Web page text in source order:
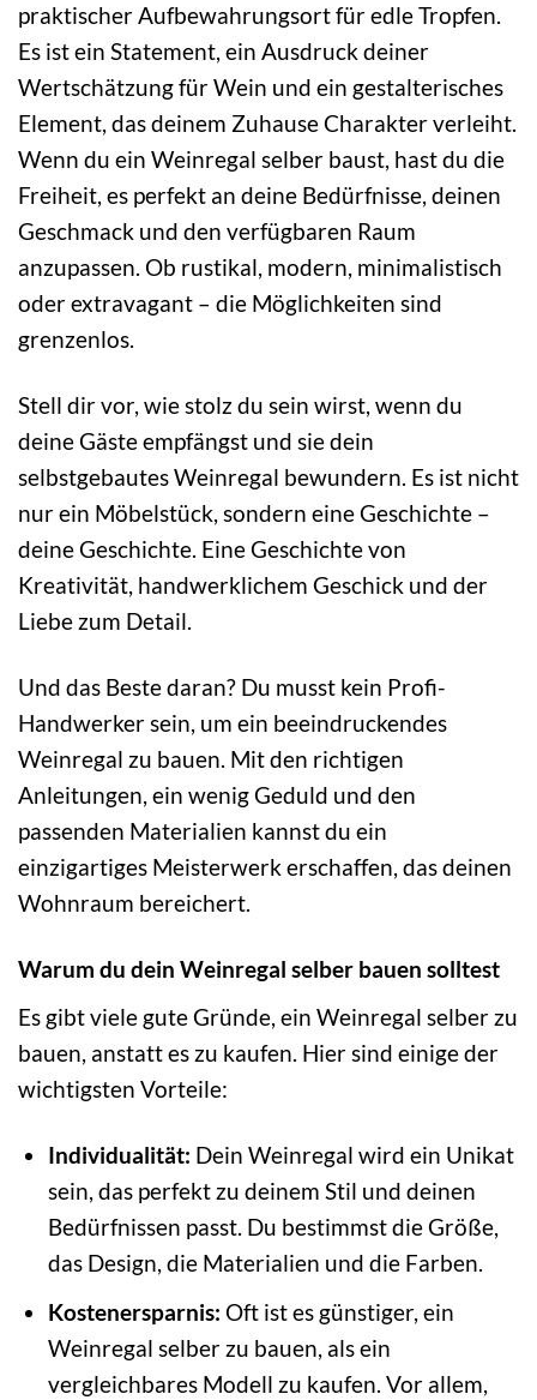
praktischer Aufbewahrungsort für edle Tropfen.
Es ist ein Statement, ein Ausdruck deiner
Wertschätzung für Wein und ein gestalterisches
Element, das deinem Zuhause Charakter verleiht.
Wenn du ein Weinregal selber baust, hast du die
Freiheit, es perfekt an deine Bedürfnisse, deinen
Geschmack und den verfügbaren Raum
anzupassen. Ob rustikal, modern, minimalistisch
oder extravagant – die Möglichkeiten sind
grenzenlos.
Stell dir vor, wie stolz du sein wirst, wenn du
deine Gäste empfängst und sie dein
selbstgebautes Weinregal bewundern. Es ist nicht
nur ein Möbelstück, sondern eine Geschichte –
deine Geschichte. Eine Geschichte von
Kreativität, handwerklichem Geschick und der
Liebe zum Detail.
Und das Beste daran? Du musst kein Profi-
Handwerker sein, um ein beeindruckendes
Weinregal zu bauen. Mit den richtigen
Anleitungen, ein wenig Geduld und den
passenden Materialien kannst du ein
einzigartiges Meisterwerk erschaffen, das deinen
Wohnraum bereichert.
Warum du dein Weinregal selber bauen solltest
Es gibt viele gute Gründe, ein Weinregal selber zu
bauen, anstatt es zu kaufen. Hier sind einige der
wichtigsten Vorteile:
Individualität: Dein Weinregal wird ein Unikat
sein, das perfekt zu deinem Stil und deinen
Bedürfnissen passt. Du bestimmst die Größe,
das Design, die Materialien und die Farben.
Kostenersparnis: Oft ist es günstiger, ein
Weinregal selber zu bauen, als ein
vergleichbares Modell zu kaufen. Vor allem,